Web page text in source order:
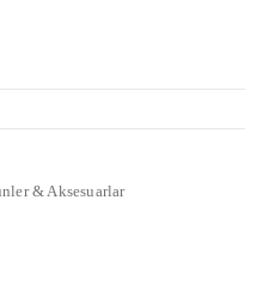
& Aksesuarlar